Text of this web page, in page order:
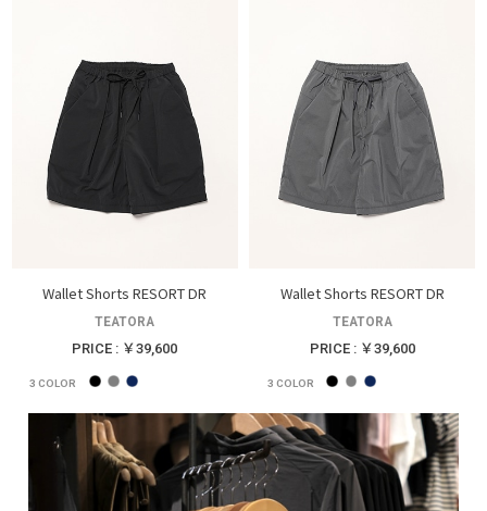
Wallet Shorts RESORT DR
TEATORA
PRICE : ￥39,600
3 COLOR
Wallet Shorts RESORT DR
TEATORA
PRICE : ￥39,600
3 COLOR